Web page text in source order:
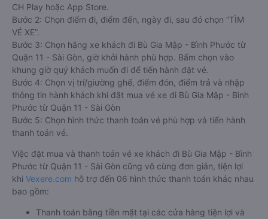
CH Play hoặc App Store.
Bước 2: Chọn điểm đi, điểm đến, ngày đi, sau đó chọn “TÌM
VÉ XE”.
Bước 3: Chọn hãng xe khách đi Bù Gia Mập - Bình Phước từ
Quận 11 - Sài Gòn, giờ khởi hành phù hợp. Bấm chọn vào
khung giờ quý khách muốn đi để tiến hành đặt vé.
Bước 4: Chọn vị trí/giường ghế, điểm đón, điểm trả và nhập
thông tin hành khách khi đặt mua vé xe đi Bù Gia Mập - Bình
Phước từ Quận 11 - Sài Gòn
Bước 5: Chọn hình thức thanh toán vé phù hợp và tiến hành
thanh toán vé.
Việc đặt mua và thanh toán vé xe khách đi Bù Gia Mập - Bình
Phước từ Quận 11 - Sài Gòn cũng vô cùng đơn giản, tiện lợi
khi Vexere.com hỗ trợ đến 06 hình thức thanh toán khác nhau
bao gồm:
Thanh toán bằng tiền mặt tại các cửa hàng tiện lợi và